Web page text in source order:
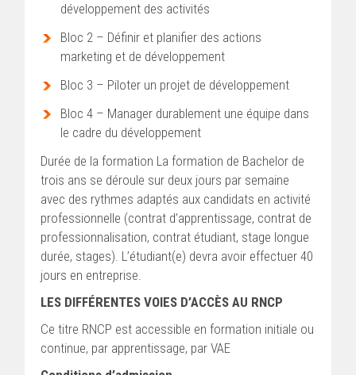
développement des activités
Bloc 2 – Définir et planifier des actions
marketing et de développement
Bloc 3 – Piloter un projet de développement
Bloc 4 – Manager durablement une équipe dans
le cadre du développement
Durée de la formation La formation de Bachelor de
trois ans se déroule sur deux jours par semaine
avec des rythmes adaptés aux candidats en activité
professionnelle (contrat d’apprentissage, contrat de
professionnalisation, contrat étudiant, stage longue
durée, stages). L’étudiant(e) devra avoir effectuer 40
jours en entreprise.
LES DIFFÉRENTES VOIES D’ACCÈS AU RNCP
Ce titre RNCP est accessible en formation initiale ou
continue, par apprentissage, par VAE